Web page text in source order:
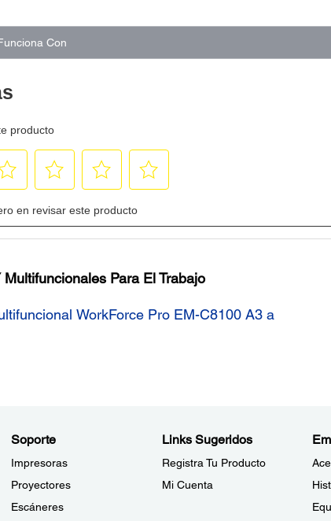
Con
Multifuncionales Para El Trabajo
WorkForce Pro EM-C8100 A3 a
Soporte
Impresoras
Proyectores
Escáneres
Links Sugeridos
Registra Tu Producto
Mi Cuenta